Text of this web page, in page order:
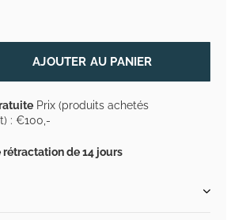
AJOUTER AU PANIER
Prix (produits achetés
: €100,-
rétractation de 14 jours